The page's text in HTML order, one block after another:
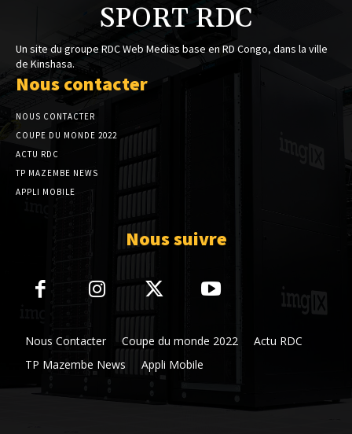
SPORT RDC
Un site du groupe RDC Web Medias base en RD Congo, dans la ville
de Kinshasa.
Nous contacter
NOUS CONTACTER
COUPE DU MONDE 2022
ACTU RDC
TP MAZEMBE NEWS
APPLI MOBILE
Nous suivre
Nous Contacter Coupe du monde 2022
Actu RDC
TP Mazembe News
Appli Mobile